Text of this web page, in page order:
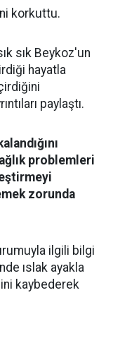
korkuttu.
sık Beykoz'un
hayatla
paylaştı.
problemleri
zorunda
ilgili bilgi
ıslak ayakla
kaybederek